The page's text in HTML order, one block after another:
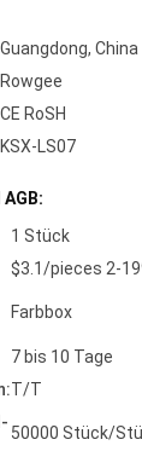
Guangdong, China
Rowgee
CE RoSH
KSX-LS07
1 Stück
$3.1/pieces 2-
Farbbox
7 bis 10 Tage
T/T
50000 Stück/